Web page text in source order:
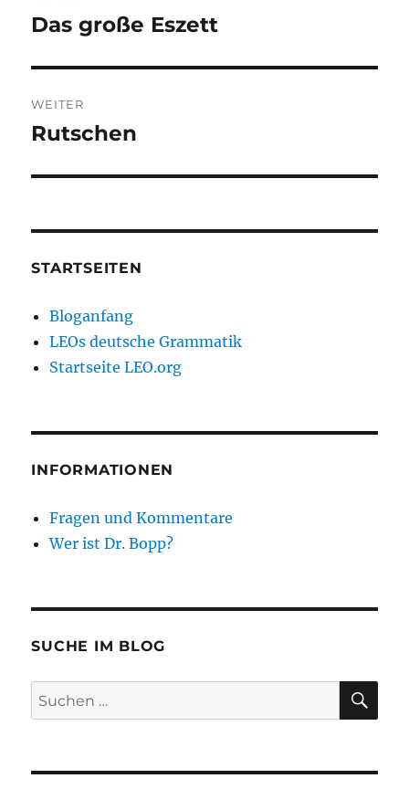
Vorheriger
Das große Eszett
WEITER
Nächster
Rutschen
STARTSEITEN
Bloganfang
LEOs deutsche Grammatik
Startseite LEO.org
INFORMATIONEN
Fragen und Kommentare
Wer ist Dr. Bopp?
SUCHE IM BLOG
Suchen
nach: